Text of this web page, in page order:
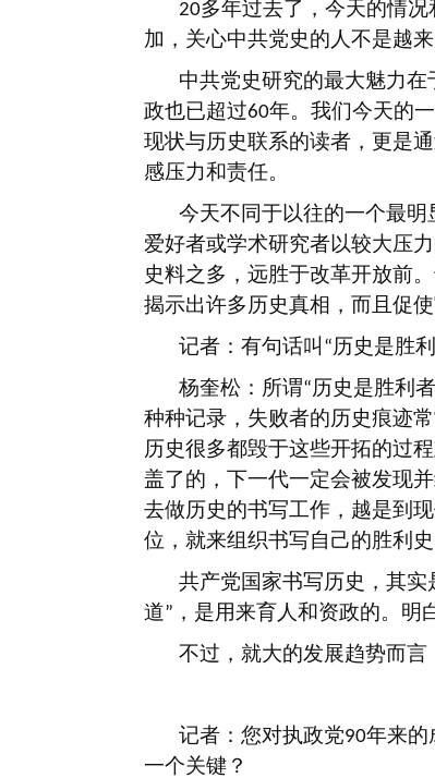
20多年过去了，今天的情
加，关心中共党史的人不是越
中共党史研究的最大魅力
政也已超过60年。我们今天的
现状与历史联系的读者，更是
感压力和责任。
今天不同于以往的一个最
爱好者或学术研究者以较大压
史料之多，远胜于改革开放前
揭示出许多历史真相，而且促
记者：有句话叫 “历史是胜
杨奎松：所谓“历史是胜利
种种记录，失败者的历史痕迹
历史很多都毁于这些开拓的过
盖了的，下一代一定会被发现
去做历史的书写工作，越是到
位，就来组织书写自己的胜利史
共产党国家书写历史，其实
道” ，是用来育人和资政的。
不过，就大的发展趋势而言
记者：您对执政党90年来的
一个关键？